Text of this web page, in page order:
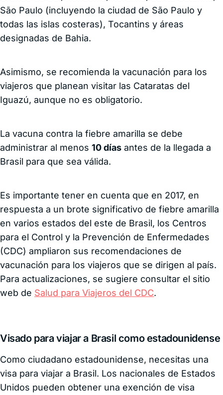
São Paulo (incluyendo la ciudad de São Paulo y
todas las islas costeras), Tocantins y áreas
designadas de Bahia.
Asimismo, se recomienda la vacunación para los
viajeros que planean visitar las Cataratas del
Iguazú, aunque no es obligatorio.
La vacuna contra la fiebre amarilla se debe
administrar al menos 10 días antes de la llegada a
Brasil para que sea válida.
Es importante tener en cuenta que en 2017, en
respuesta a un brote significativo de fiebre amarilla
en varios estados del este de Brasil, los Centros
para el Control y la Prevención de Enfermedades
(CDC) ampliaron sus recomendaciones de
vacunación para los viajeros que se dirigen al país.
Para actualizaciones, se sugiere consultar el sitio
web de Salud para Viajeros del CDC.
Visado para viajar a Brasil como estadounidense
Como ciudadano estadounidense, necesitas una
visa para viajar a Brasil. Los nacionales de Estados
Unidos pueden obtener una exención de visa